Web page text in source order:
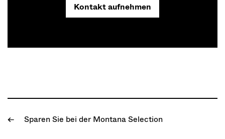
Kontakt aufnehmen
← Sparen Sie bei der Montana Selection